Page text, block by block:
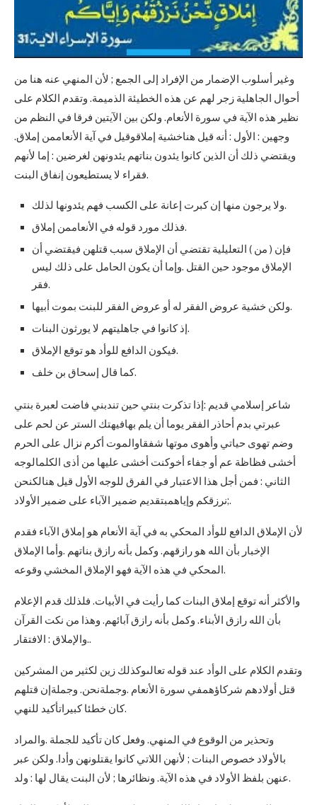
وغير أسلوب الإضمار من الإفراد إلى الجمع ; لأن المنهي عنه هنا من
أحوال الجاهلية زجر لهم عن هذه الخطيئة الذميمة. وتقدم الكلام على
نظير هذه الآية في سورة الأنعام. ولكن بين الآيتين فرقا في النظم من
وجهين : الأول : أنه قيل هناخشية إملاقوقيل في آية الأنعاممن إملاق.
ويقتضي ذلك أن الذين كانوا يئدون بناتهم يئدونهن لغرضين : إما لأنهم
فقراء لا يستطيعون إنفاق البنت.
ولا يرجون منها إن كبرت إعانة على الكسب فهم يئدونها لذلك.
فذلك مورد قوله في الأنعاممن إملاق.
فإن ( من ) التعليلية تقتضي أن الإملاق سبب قتلهن فيقتضي أن
الإملاق موجود حين القتل .وإما أن يكون الحامل على ذلك ليس
فقر.
ولكن خشية عروض الفقر له أو عروض الفقر للبنت بموت أبيها.
إذ كانوا في جاهليتهم لا يورثون البنات.
فيكون الدافع للوأد هو توقع الإملاق.
كما قال إسحاق بن خلف.
شاعر إسلامي قديم :إذا تذكرت بنتي حين تندبني فاضت لعبرة بنتي
عبرتي بدم أحاذر الفقر يوما أن يلم بهافيهتك الستر عن لحم على
وضم تهوى حياتي وأهوى موتها شفقاوالموت أكرم نزال على الحرم
أخشى فظاظة عم أو جفاء أخوكنت أخشى عليها من أذى الكلمالوجه
الثاني : فمن أجل هذا الاعتبار في الفرق للوجه الأول قيل هنالكنحن
نرزقكم وإياهمبتقديم ضمير الآباء على ضمير الأولاد;.
لأن الإملاق الدافع للوأد المحكي به في آية الأنعام هو إملاق الآباء فقدم
الإخبار بأن الله هو رازقهم. وكمل بأنه رازق بناتهم .وأما الإملاق
المحكي في هذه الآية فهو الإملاق المخشي وقوعه.
والأكثر أنه توقع إملاق البنات كما رأيت في الأبيات. فلذلك قدم الإعلام
بأن الله رازق الأبناء. وكمل بأنه رازق آبائهم. وهذا من نكت القرآن
.والإملاق : الافتقار.
وتقدم الكلام على الوأد عند قوله تعالىوكذلك زين لكثير من المشركين
قتل أولادهم شركاؤهمفي سورة الأنعام .وجملةنحن. وجملةإن قتلهم
كان خطئا كبيراتأكيد للنهي.
وتحذير من الوقوع في المنهي. وفعل كان تأكيد للجملة .والمراد
بالأولاد خصوص البنات ; لأنهن اللاتي كانوا يقتلونهن وأدا. ولكن عبر
عنهن بلفظ الأولاد في هذه الآية. ونظائرها ; لأن البنت يقال لها : ولد.